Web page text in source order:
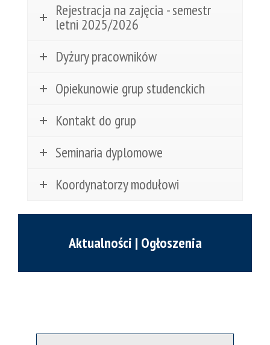
Rejestracja na zajęcia - semestr
letni 2025/2026
Dyżury pracowników
Opiekunowie grup studenckich
Kontakt do grup
Seminaria dyplomowe
Koordynatorzy modułowi
Aktualności | Ogłoszenia